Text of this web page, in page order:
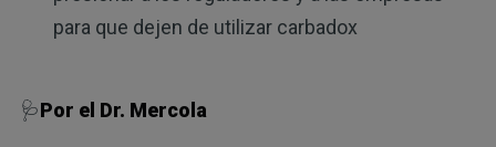
para que dejen de utilizar carbadox
🩺Por el Dr. Mercola